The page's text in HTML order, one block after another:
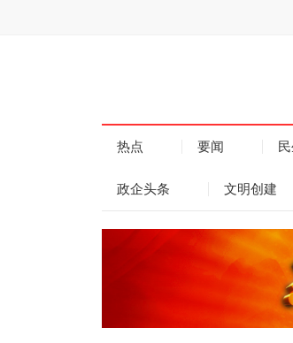
热点 要闻
政企头条 文明创建